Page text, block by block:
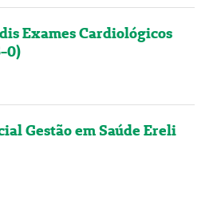
Exames Cardiológicos
0)
Gestão em Saúde Ereli